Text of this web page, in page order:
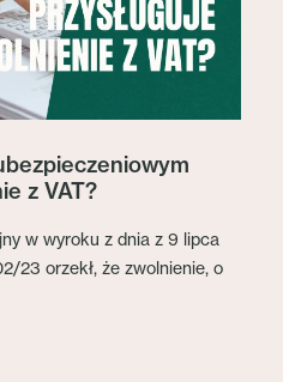
z VAT?
w wyroku z dnia z 9 lipca
23 orzekł, że zwolnienie, o